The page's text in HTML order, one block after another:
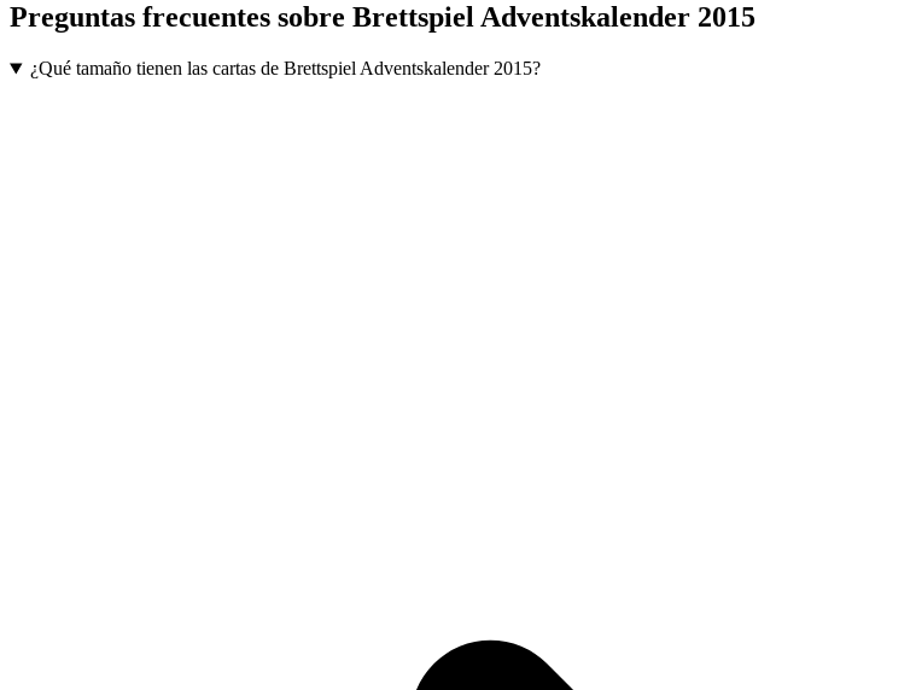
Preguntas frecuentes sobre Brettspiel Adventskalender 2015
¿Qué tamaño tienen las cartas de Brettspiel Adventskalender 2015?